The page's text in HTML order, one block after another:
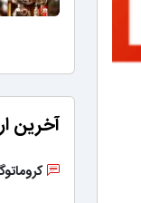
آخرین